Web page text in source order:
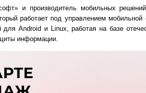
и производитель мобильных
работает под управлением мобильной
Android и Linux, работая на базе
информации.